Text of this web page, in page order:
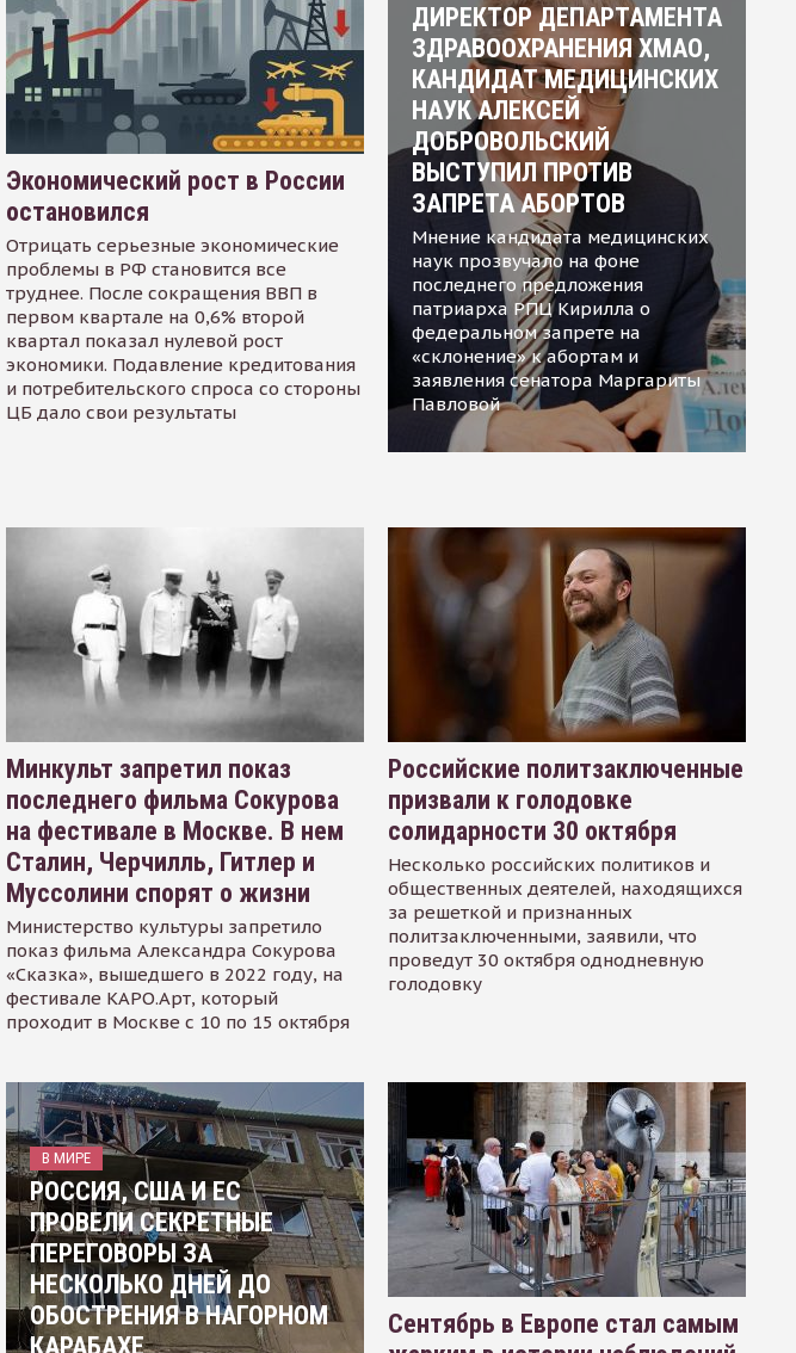
Экономический рост в России
остановился
Отрицать серьезные экономические
проблемы в РФ становится все
труднее. После сокращения ВВП в
первом квартале на 0,6% второй
квартал показал нулевой рост
экономики. Подавление кредитования
и потребительского спроса со стороны
ЦБ дало свои результаты
ДИРЕКТОР ДЕПАРТАМЕНТА
ЗДРАВООХРАНЕНИЯ ХМАО,
КАНДИДАТ МЕДИЦИНСКИХ
НАУК АЛЕКСЕЙ
ДОБРОВОЛЬСКИЙ
ВЫСТУПИЛ ПРОТИВ
ЗАПРЕТА АБОРТОВ
Мнение кандидата медицинских
наук прозвучало на фоне
последнего предложения
патриарха РПЦ Кирилла о
федеральном запрете на
«склонение» к абортам и
заявления сенатора Маргариты
Павловой
Минкульт запретил показ
последнего фильма Сокурова
на фестивале в Москве. В нем
Сталин, Черчилль, Гитлер и
Муссолини спорят о жизни
Министерство культуры запретило
показ фильма Александра Сокурова
«Сказка», вышедшего в 2022 году, на
фестивале КАРО.Арт, который
проходит в Москве с 10 по 15 октября
Российские политзаключенные
призвали к голодовке
солидарности 30 октября
Несколько российских политиков и
общественных деятелей, находящихся
за решеткой и признанных
политзаключенными, заявили, что
проведут 30 октября однодневную
голодовку
В МИРЕ
РОССИЯ, США И ЕС
ПРОВЕЛИ СЕКРЕТНЫЕ
ПЕРЕГОВОРЫ ЗА
НЕСКОЛЬКО ДНЕЙ ДО
ОБОСТРЕНИЯ В НАГОРНОМ
КАРАБАХЕ
Сентябрь в Европе стал самым